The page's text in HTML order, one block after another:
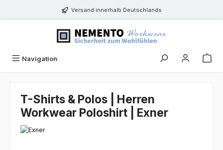
Zum Hauptinhalt springenVersand innerhalb Deutschlands
Navigation
T-Shirts & Polos | Herren
Workwear Poloshirt | Exner